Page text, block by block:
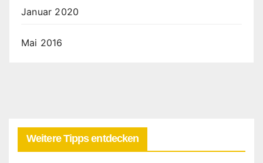
Januar 2020
Mai 2016
Weitere Tipps entdecken